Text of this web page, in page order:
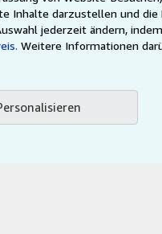
Inhalte darzustellen und
jederzeit ändern,
Weitere Informationen